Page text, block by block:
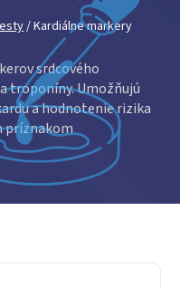
/Kardiálne markery
srdcového
a troponíny. Umožňujú
a hodnotenie rizika
príznakom